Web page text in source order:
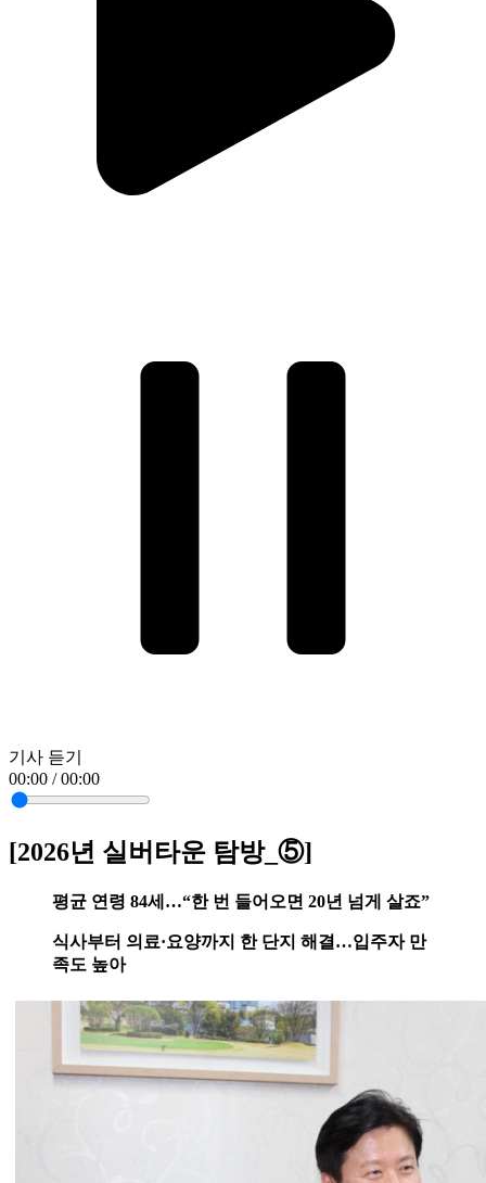
기사 듣기
00:00 / 00:00
[2026년 실버타운 탐방_⑤]
평균 연령 84세…“한 번 들어오면 20년 넘게 살죠”
식사부터 의료·요양까지 한 단지 해결…입주자 만
족도 높아